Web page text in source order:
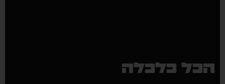
הכל כלכלה